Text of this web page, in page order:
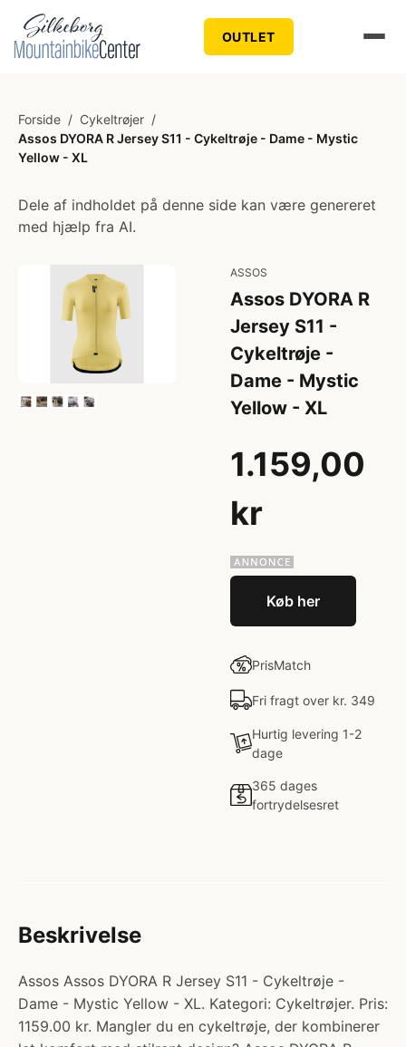
OUTLET
Forside / Cykeltrøjer /
Assos DYORA R Jersey S11 - Cykeltrøje - Dame - Mystic
Yellow - XL
Dele af indholdet på denne side kan være genereret
med hjælp fra AI.
ASSOS
Assos DYORA R
Jersey S11 -
Cykeltrøje -
Dame - Mystic
Yellow - XL
1.159,00
kr
Køb her
PrisMatch
Fri fragt over kr. 349
Hurtig levering 1-2
dage
365 dages
fortrydelsesret
Beskrivelse
Assos Assos DYORA R Jersey S11 - Cykeltrøje -
Dame - Mystic Yellow - XL. Kategori: Cykeltrøjer. Pris:
1159.00 kr. Mangler du en cykeltrøje, der kombinerer